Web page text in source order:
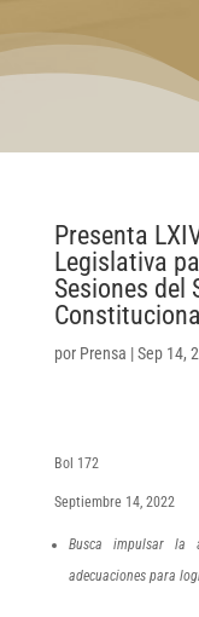
Presenta
Legislativa
Sesiones del
Constitucional
por Prensa |Sep 14,
Bol 172
Septiembre 14, 2022
Busca impulsar la
adecuaciones para